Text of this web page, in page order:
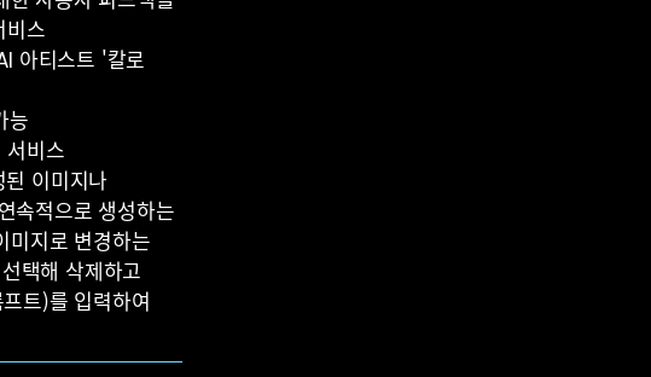
비스
아티스트 '칼로
능
비스
이미지나
속적으로 생성하는
미지로 변경하는
택해 삭제하고
트)를 입력하여